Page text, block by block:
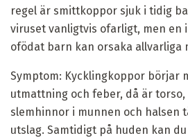
regel är smittkoppor sjuk i tidig
viruset vanligtvis ofarligt, men en
ofödat barn kan orsaka allvarliga
Symptom: Kycklingkoppor börjar
utmattning och feber, då är torso,
slemhinnor i munnen och halsen
utslag. Samtidigt på huden kan